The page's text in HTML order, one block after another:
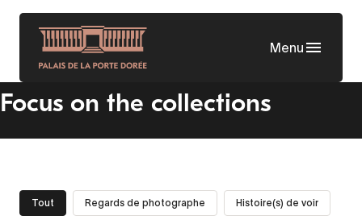
Skip
content
Menu
Focus on the collections
Tout Regards de photographe Histoire(s) de voir